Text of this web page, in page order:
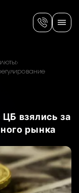
взялись за
рынка